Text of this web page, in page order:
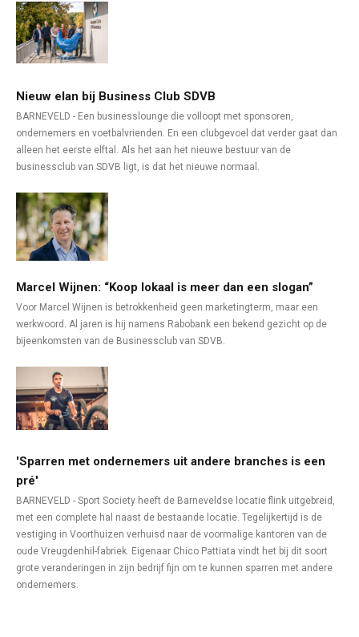
Nieuw elan bij Business Club SDVB
BARNEVELD - Een businesslounge die volloopt met sponsoren,
ondernemers en voetbalvrienden. En een clubgevoel dat verder gaat dan
alleen het eerste elftal. Als het aan het nieuwe bestuur van de
businessclub van SDVB ligt, is dat het nieuwe normaal.
Marcel Wijnen: “Koop lokaal is meer dan een slogan”
Voor Marcel Wijnen is betrokkenheid geen marketingterm, maar een
werkwoord. Al jaren is hij namens Rabobank een bekend gezicht op de
bijeenkomsten van de Businessclub van SDVB.
'Sparren met ondernemers uit andere branches is een
pré'
BARNEVELD - Sport Society heeft de Barneveldse locatie flink uitgebreid,
met een complete hal naast de bestaande locatie. Tegelijkertijd is de
vestiging in Voorthuizen verhuisd naar de voormalige kantoren van de
oude Vreugdenhil-fabriek. Eigenaar Chico Pattiata vindt het bij dit soort
grote veranderingen in zijn bedrijf fijn om te kunnen sparren met andere
ondernemers.